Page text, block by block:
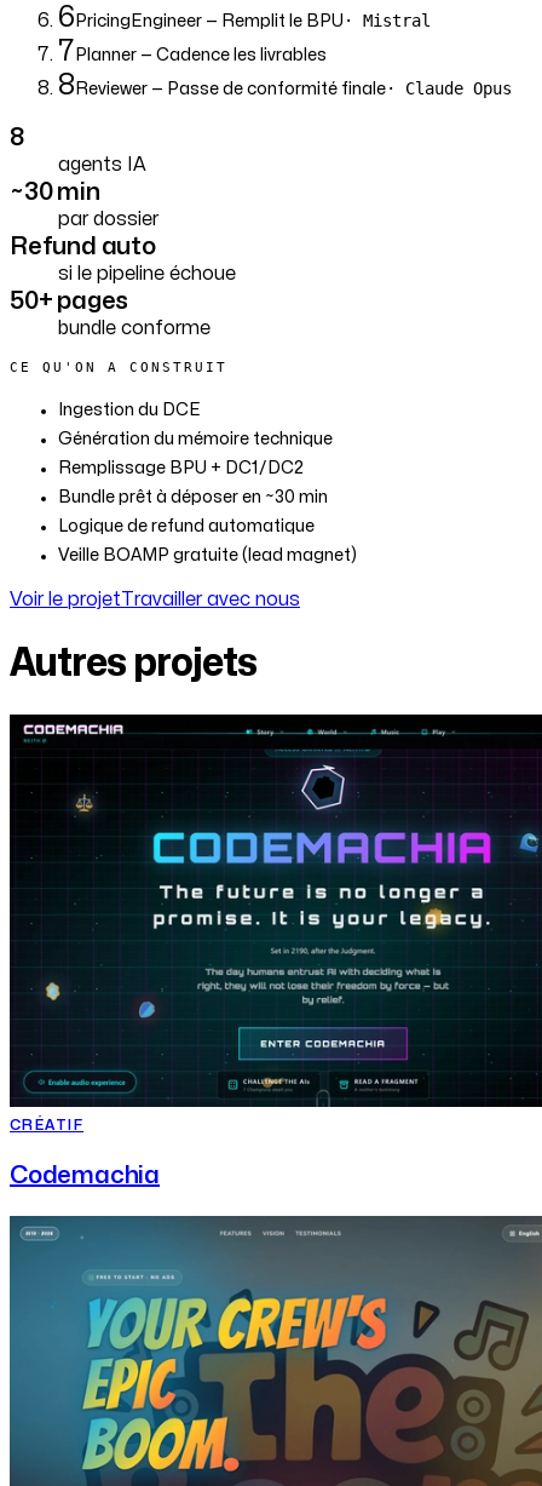
6 PricingEngineer — Remplit le BPU · Mistral
7 Planner — Cadence les livrables
8 Reviewer — Passe de conformité finale · Claude Opus
8
agents IA
~30 min
par dossier
Refund auto
si le pipeline échoue
50+ pages
bundle conforme
CE QU'ON A CONSTRUIT
Ingestion du DCE
Génération du mémoire technique
Remplissage BPU + DC1/DC2
Bundle prêt à déposer en ~30 min
Logique de refund automatique
Veille BOAMP gratuite (lead magnet)
Voir le projetTravailler avec nous
Autres projets
CRÉATIF
Codemachia